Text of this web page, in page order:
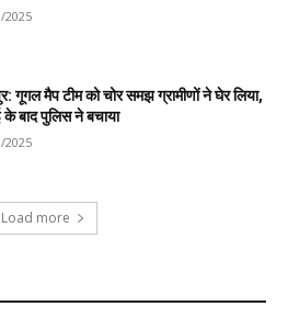
2025
गूगल मैप टीम को चोर समझ ग्रामीणों ने घेर लिया,
के बाद पुलिस ने बचाया
2025
Load more